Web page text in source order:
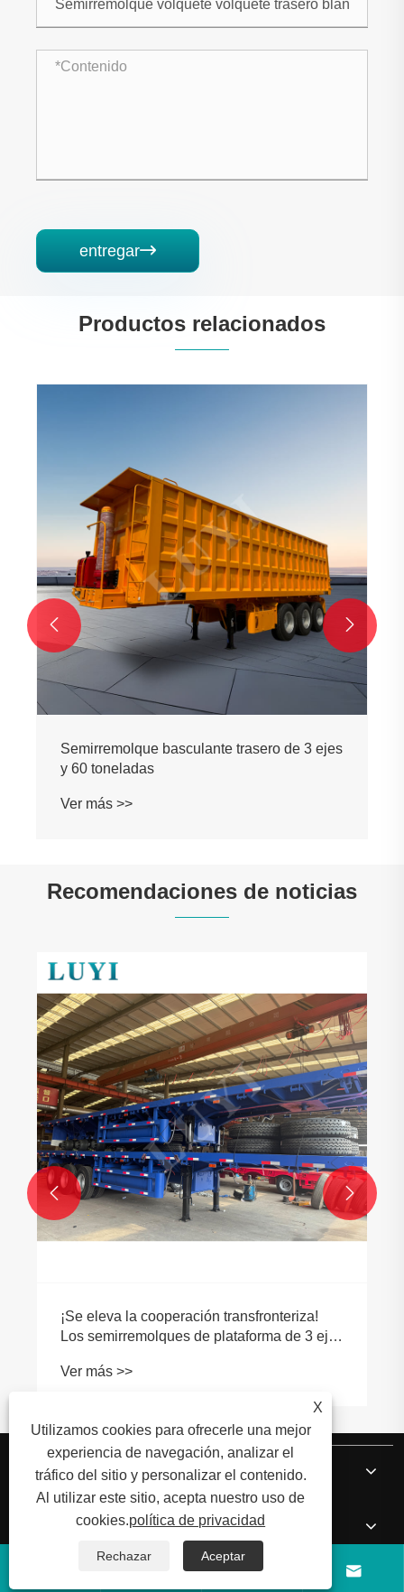
entregar
Productos relacionados
Semirremolque basculante trasero de 3 ejes
y 60 toneladas
Ver más >>
 
Recomendaciones de noticias
¡Se eleva la cooperación transfronteriza!
Los semirremolques de plataforma de 3 ejes
demuestra la fortaleza de fabricación
Ver más >>
 
Sobre nosotros
Productos
 
X
Utilizamos cookies para ofrecerle una mejor
experiencia de navegación, analizar el
tráfico del sitio y personalizar el contenido.
Al utilizar este sitio, acepta nuestro uso de
cookies.política de privacidad
Rechazar Aceptar